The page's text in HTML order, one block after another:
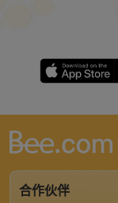
合作伙伴